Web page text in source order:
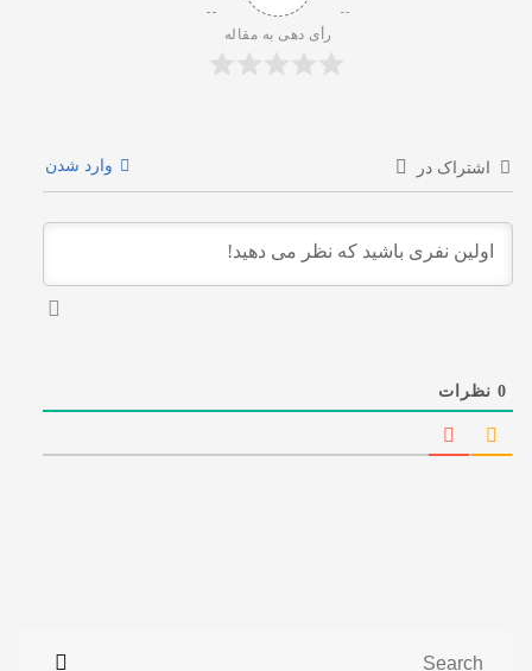
رأی دهی به مقاله
اشتراک در وارد شدن
0نظرات